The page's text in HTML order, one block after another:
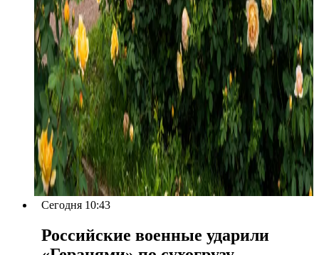
Сегодня 10:43
Российские военные ударили